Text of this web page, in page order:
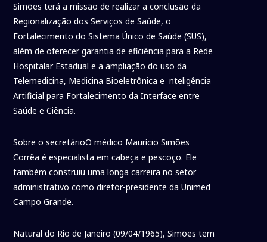
Simões terá a missão de realizar a conclusão da
Regionalização dos Serviços de Saúde, o
Fortalecimento do Sistema Único de Saúde (SUS),
além de oferecer garantia de eficiência para a Rede
Hospitalar Estadual e a ampliação do uso da
Telemedicina, Medicina Bioeletrônica e nteligência
Artificial para Fortalecimento da Interface entre
Saúde e Ciência.
Sobre o secretárioO médico Maurício Simões
Corrêa é especialista em cabeça e pescoço. Ele
também construiu uma longa carreira no setor
administrativo como diretor-presidente da Unimed
Campo Grande.
Natural do Rio de Janeiro (09/04/1965), Simões tem